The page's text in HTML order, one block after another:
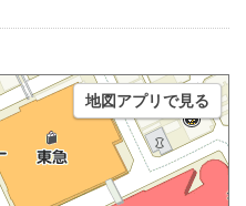
地図アプリで見る